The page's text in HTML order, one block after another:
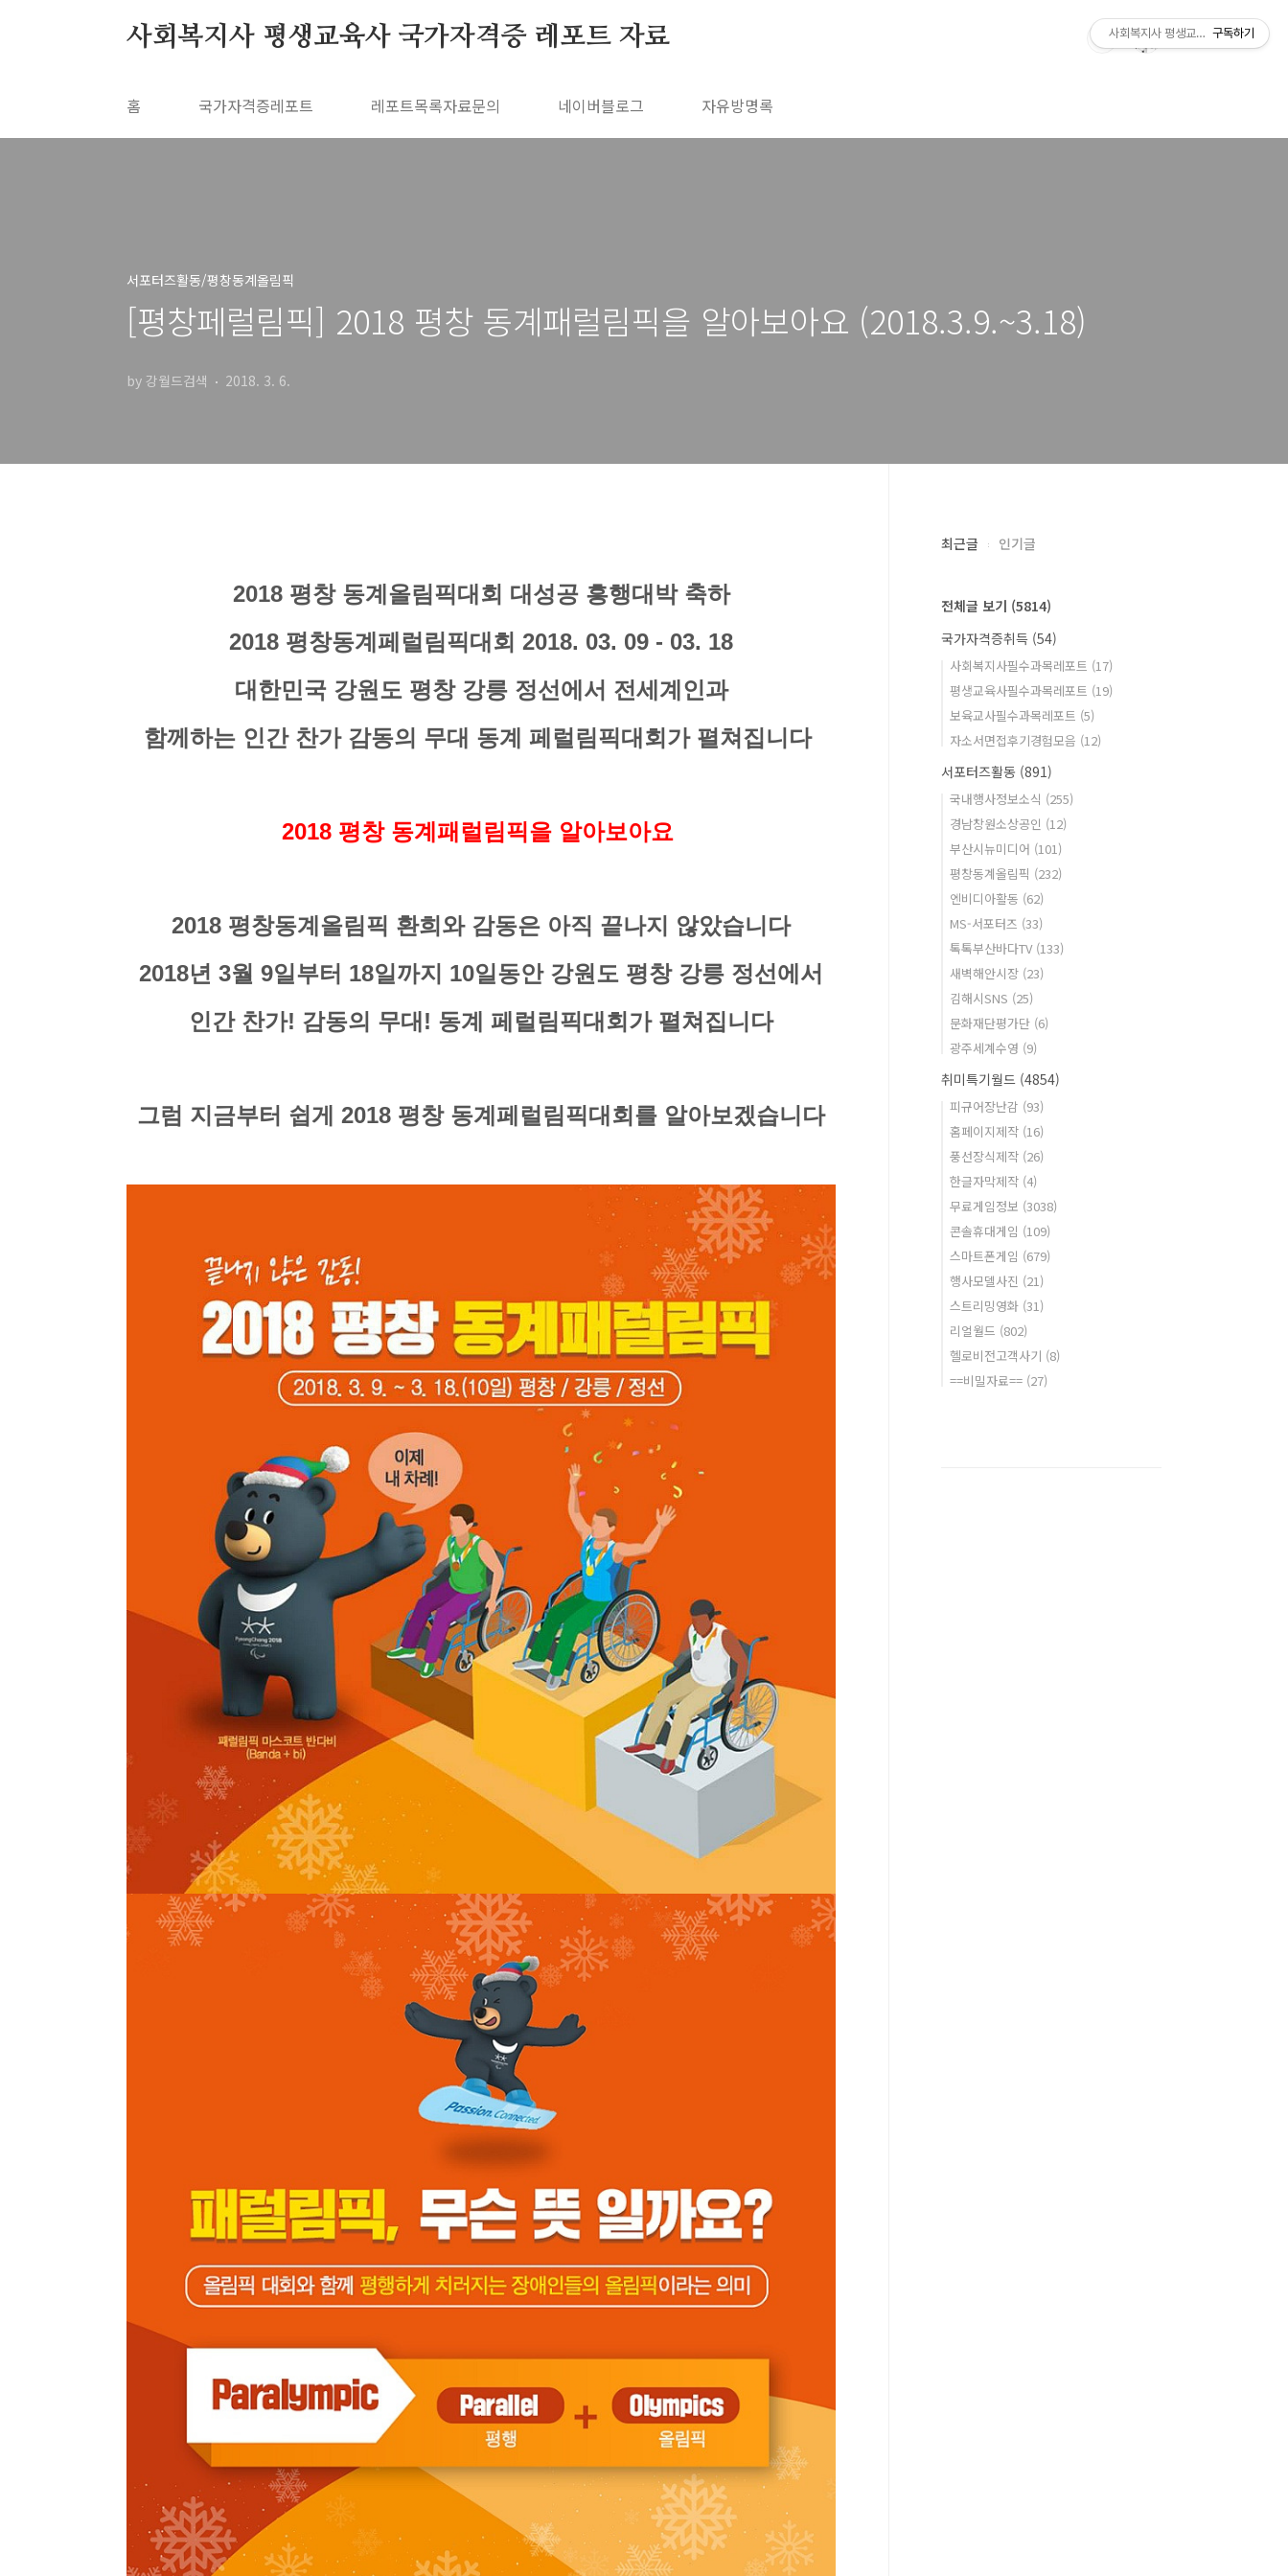
사회복지사 평생교육사 국가자격증 레포트 자료
홈 국가자격증레포트 레포트목록자료문의 네이버블로그 자유방명록
서포터즈활동/평창동계올림픽
[평창페럴림픽] 2018 평창 동계패럴림픽을 알아보아요 (2018.3.9.~3.18)
by 강월드검색 2018. 3. 6.
2018 평창 동계올림픽대회 대성공흥행대박 축하
2018 평창동계페럴림픽대회 2018. 03. 09 - 03. 18
대한민국 강원도 평창 강릉 정선에서 전세계인과
함께하는 인간 찬가 감동의 무대 동계 페럴림픽 대회가 펼쳐집니다
2018 평창 동계패럴림픽을 알아보아요
2018 평창동계올림픽 환희와 감동은 아직 끝나지 않았습니다
2018년 3월 9일부터 18일까지 10일동안 강원도 평창 강릉 정선에서
인간 찬가! 감동의 무대! 동계 페럴림픽대회가 펼쳐집니다
그럼 지금부터 쉽게 2018 평창 동계페럴림픽대회를 알아보겠습니다
최근글 인기글
전체글 보기 (5814)
국가자격증취득 (54)
사회복지사필수과목레포트 (17)
평생교육사필수과목레포트 (19)
보육교사필수과목레포트 (5)
자소서면접후기경험모음 (12)
서포터즈활동 (891)
국내행사정보소식 (255)
경남창원소상공인 (12)
부산시뉴미디어 (101)
평창동계올림픽 (232)
엔비디아활동 (62)
MS-서포터즈 (33)
톡톡부산바다TV (133)
새벽해안시장 (23)
김해시SNS (25)
문화재단평가단 (6)
광주세계수영 (9)
취미특기월드 (4854)
피규어장난감 (93)
홈페이지제작 (16)
풍선장식제작 (26)
한글자막제작 (4)
무료게임정보 (3038)
콘솔휴대게임 (109)
스마트폰게임 (679)
행사모델사진 (21)
스트리밍영화 (31)
리얼월드 (802)
헬로비전고객사기 (8)
==비밀자료== (27)
사회복지사 평생교육사 국가자격증
구독하기